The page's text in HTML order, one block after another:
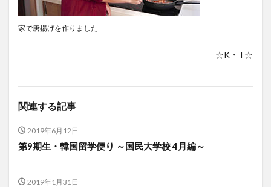
家で唐揚げを作りました
☆K・T☆
関連する記事
2019年6月12日
第9期生・韓国留学便り ～国民大学校 4月編～
2019年1月31日